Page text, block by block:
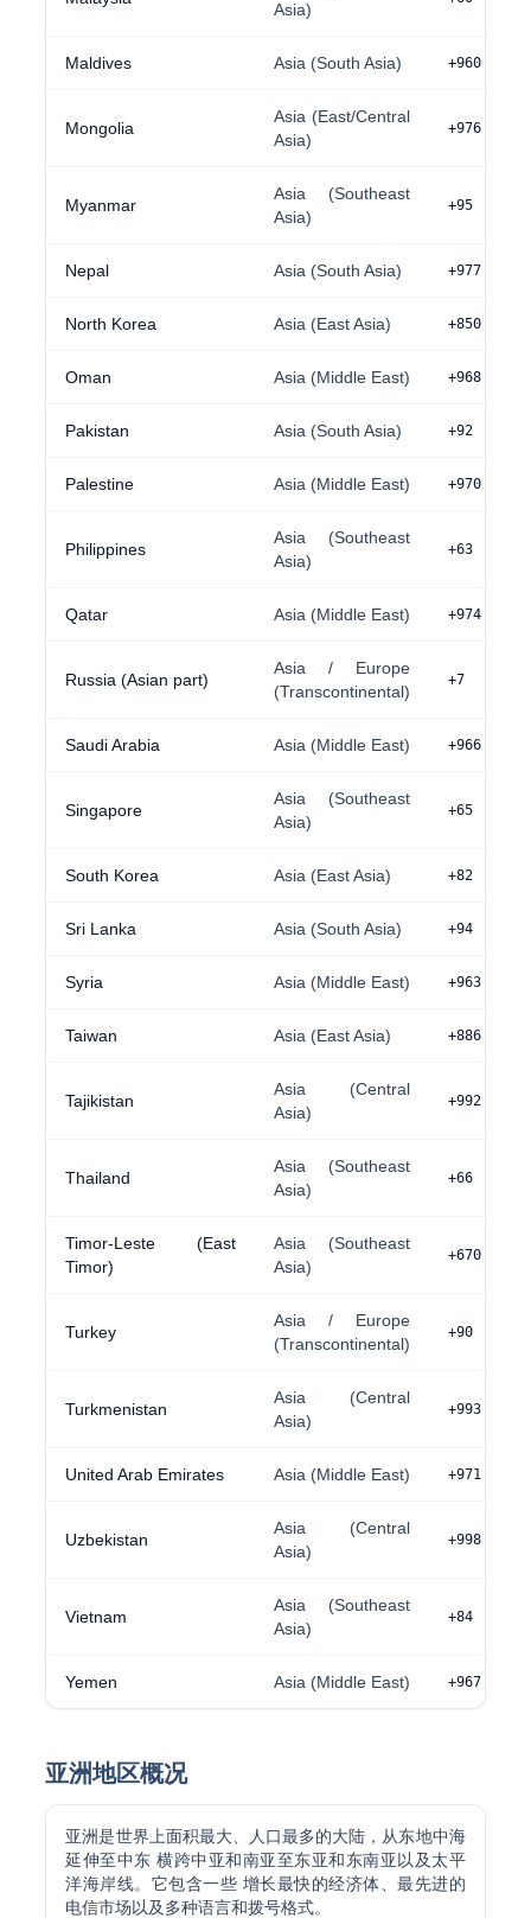
Asia)
Maldives Asia (South Asia) +960
Mongolia
Asia (East/Central
Asia)
+976
Myanmar
Asia (Southeast
Asia)
+95
Nepal Asia (South Asia) +977
North Korea Asia (East Asia) +850
Oman Asia (Middle East) +968
Pakistan Asia (South Asia) +92
Palestine Asia (Middle East) +970
Philippines
Asia (Southeast
Asia)
+63
Qatar Asia (Middle East) +974
Russia (Asian part)
Asia / Europe
(Transcontinental)
+7
Saudi Arabia Asia (Middle East) +966
Singapore
Asia (Southeast
Asia)
+65
South Korea Asia (East Asia) +82
Sri Lanka Asia (South Asia) +94
Syria Asia (Middle East) +963
Taiwan Asia (East Asia) +886
Tajikistan
Asia (Central
Asia)
+992
Thailand
Asia (Southeast
Asia)
+66
Timor-Leste (East
Timor)
Asia (Southeast
Asia)
+670
Turkey
Asia / Europe
(Transcontinental)
+90
Turkmenistan
Asia (Central
Asia)
+993
United Arab Emirates Asia (Middle East) +971
Uzbekistan
Asia (Central
Asia)
+998
Vietnam
Asia (Southeast
Asia)
+84
Yemen Asia (Middle East) +967
亚洲地区概况
亚洲是世界上面积最大、人口最多的大陆，从东地中海
延伸至中东 横跨中亚和南亚至东亚和东南亚以及太平
洋海岸线。它包含一些 增长最快的经济体、最先进的
电信市场以及多种语言和拨号格式。